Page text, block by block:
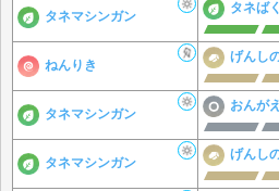
タネマシンガン
タネば
ねんりき
げんし
タネマシンガン
おんが
タネマシンガン
げんし